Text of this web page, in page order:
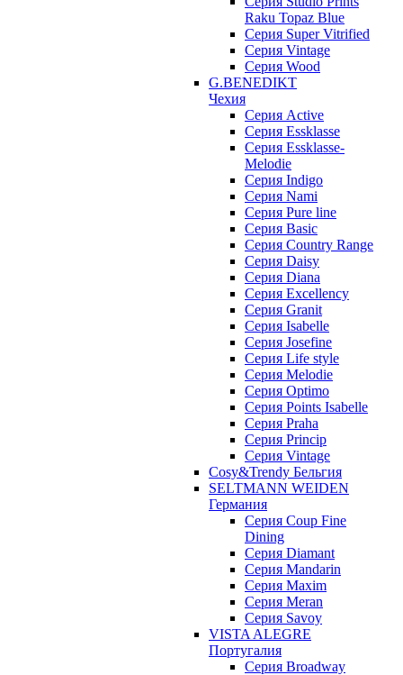
Raku Topaz Blue
Серия Super Vitrified
Серия Vintage
Серия Wood
G.BENEDIKT
Чехия
Cерия Active
Cерия Essklasse
Cерия Essklasse-
Melodie
Cерия Indigo
Cерия Nami
Cерия Pure line
Серия Basic
Серия Country Range
Серия Daisy
Серия Diana
Серия Excellency
Серия Granit
Серия Isabelle
Серия Josefine
Серия Life style
Серия Melodie
Серия Optimo
Серия Points Isabelle
Серия Praha
Серия Princip
Серия Vintage
Cosy&Trendy Бельгия
SELTMANN WEIDEN
Германия
Cерия Coup Fine
Dining
Cерия Diamant
Cерия Mandarin
Cерия Maxim
Серия Meran
Серия Savoy
VISTA ALEGRE
Португалия
Серия Broadway